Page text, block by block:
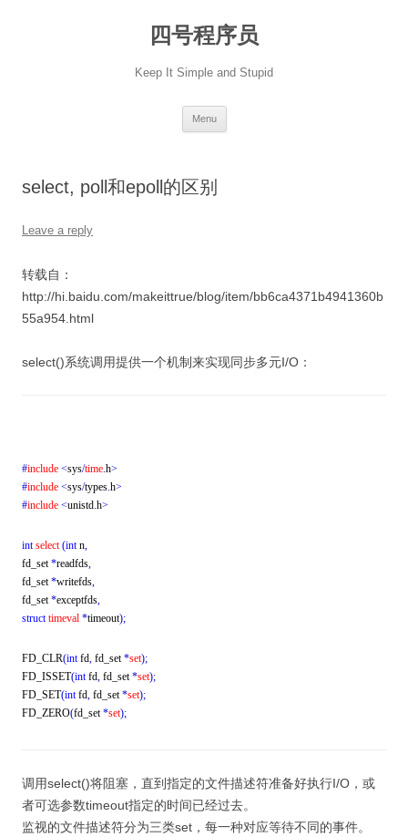
四号程序员
Keep It Simple and Stupid
Menu
select, poll和epoll的区别
Leave a reply
转载自：
http://hi.baidu.com/makeittrue/blog/item/bb6ca4371b4941360b
55a954.html
select()系统调用提供一个机制来实现同步多元I/O：
#include <sys/time.h>
#include <sys/types.h>
#include <unistd.h>
int select (intn,
fd_set*readfds,
fd_set*writefds,
fd_set*exceptfds,
struct timeval *timeout);
FD_CLR(intfd, fd_set*set);
FD_ISSET(intfd, fd_set*set);
FD_SET(intfd, fd_set*set);
FD_ZERO(fd_set*set);
调用select()将阻塞，直到指定的文件描述符准备好执行I/O，或
者可选参数timeout指定的时间已经过去。
监视的文件描述符分为三类set，每一种对应等待不同的事件。